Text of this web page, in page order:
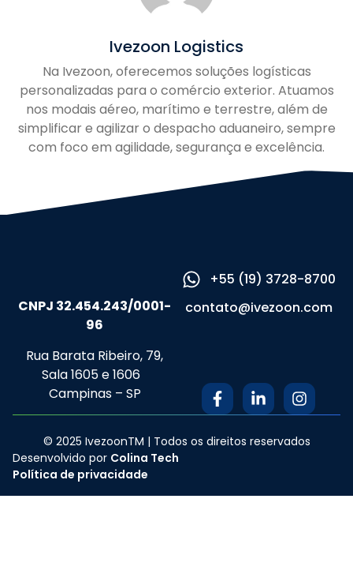
Ivezoon Logistics
Na Ivezoon, oferecemos soluções logísticas
personalizadas para o comércio exterior. Atuamos
nos modais aéreo, marítimo e terrestre, além de
simplificar e agilizar o despacho aduaneiro, sempre
com foco em agilidade, segurança e excelência.
CNPJ 32.454.243/0001-
96
Rua Barata Ribeiro, 79,
Sala 1605 e 1606
Campinas – SP
+55 (19) 3728-8700
contato@ivezoon.com
© 2025 IvezoonTM | Todos os direitos reservados
Desenvolvido por Colina Tech
Política de privacidade